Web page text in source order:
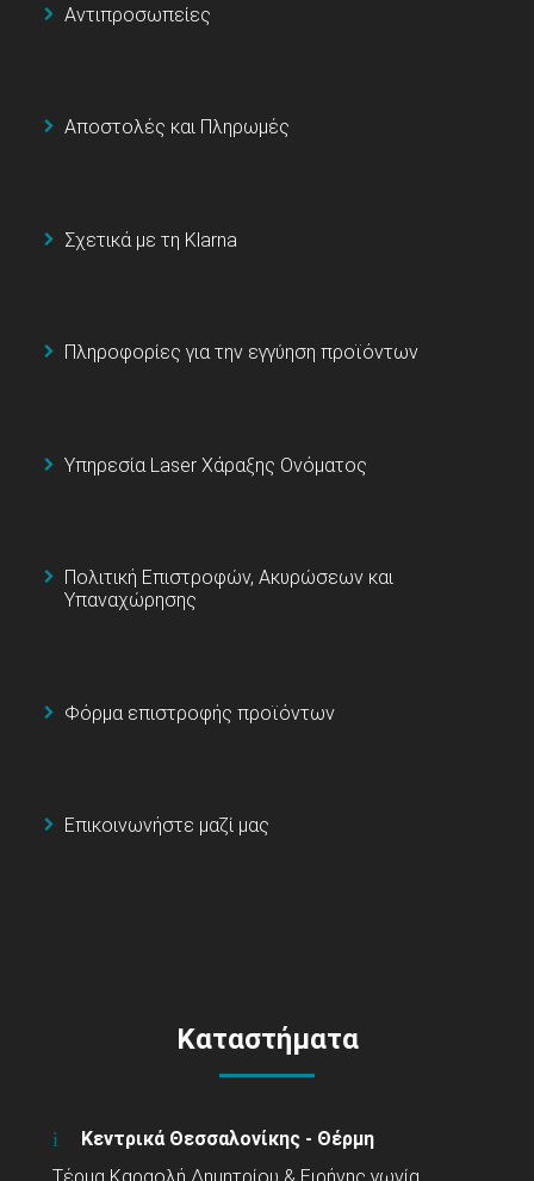
Αντιπροσωπείες
Αποστολές και Πληρωμές
Σχετικά με τη Klarna
Πληροφορίες για την εγγύηση προϊόντων
Υπηρεσία Laser Χάραξης Ονόματος
Πολιτική Επιστροφών, Ακυρώσεων και
Υπαναχώρησης
Φόρμα επιστροφής προϊόντων
Επικοινωνήστε μαζί μας
Καταστήματα
Κεντρικά Θεσσαλονίκης - Θέρμη
Τέρμα Καραολή Δημητρίου & Ειρήνης γωνία,